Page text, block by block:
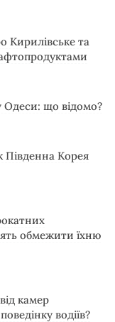
Кирилівське та
Одеси: що відомо?
Південна Корея
обмежити їхню
камер
водіїв?